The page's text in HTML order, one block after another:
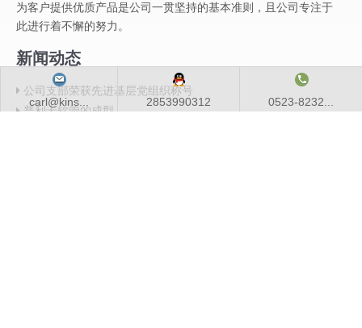
carl@kins... 2853990312 0523-8232...
为客户提供优质产品是公司一贯坚持的基本准则，且公司专注于
此进行着不懈的努力。
新闻动态
公司支部荣获先进基层党组织称号
普利卡软管的成型